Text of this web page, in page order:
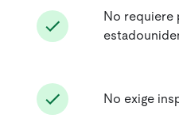
No requiere
No exige